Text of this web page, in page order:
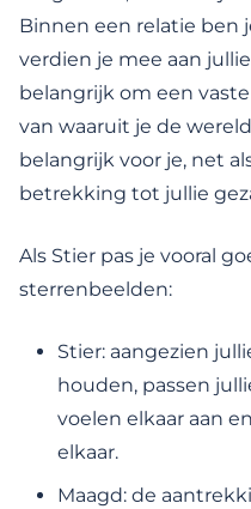
Binnen een relatie ben
verdien je mee aan
belangrijk om een
van waaruit je de
belangrijk voor je, net
betrekking tot jullie
Als Stier pas je vooral
sterrenbeelden:
Stier: aangezien
houden, passen
voelen elkaar aan
elkaar.
Maagd: de